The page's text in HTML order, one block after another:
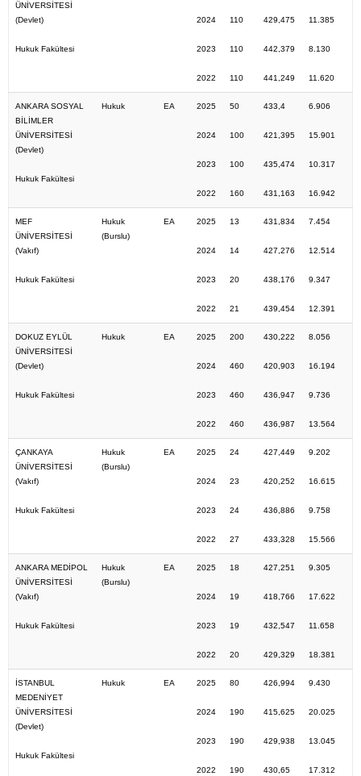
ÜNİVERSİTESİ
(Devlet)
Hukuk Fakültesi
2024
2023
2022
110
110
110
429,475
442,379
441,249
11.385
8.130
11.620
ANKARA SOSYAL
BİLİMLER
ÜNİVERSİTESİ
(Devlet)
Hukuk Fakültesi
Hukuk EA 2025
2024
2023
2022
50
100
100
160
433,4
421,395
435,474
431,163
6.906
15.901
10.317
16.942
MEF
ÜNİVERSİTESİ
(Vakıf)
Hukuk Fakültesi
Hukuk
(Burslu)
EA 2025
2024
2023
2022
13
14
20
21
431,834
427,276
438,176
439,454
7.454
12.514
9.347
12.391
DOKUZ EYLÜL
ÜNİVERSİTESİ
(Devlet)
Hukuk Fakültesi
Hukuk EA 2025
2024
2023
2022
200
460
460
460
430,222
420,903
436,947
436,987
8.056
16.194
9.736
13.564
ÇANKAYA
ÜNİVERSİTESİ
(Vakıf)
Hukuk Fakültesi
Hukuk
(Burslu)
EA 2025
2024
2023
2022
24
23
24
27
427,449
420,252
436,886
433,328
9.202
16.615
9.758
15.566
ANKARA MEDİPOL
ÜNİVERSİTESİ
(Vakıf)
Hukuk Fakültesi
Hukuk
(Burslu)
EA 2025
2024
2023
2022
18
19
19
20
427,251
418,766
432,547
429,329
9.305
17.622
11.658
18.381
İSTANBUL
MEDENİYET
ÜNİVERSİTESİ
(Devlet)
Hukuk Fakültesi
Hukuk EA 2025
2024
2023
2022
80
190
190
190
426,994
415,625
429,938
430,65
9.430
20.025
13.045
17.312